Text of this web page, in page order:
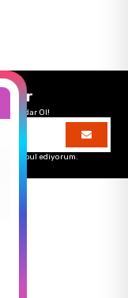
Haberdar Ol!
kabul ediyorum.